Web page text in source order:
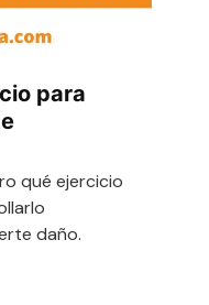
para
qué ejercicio
daño.